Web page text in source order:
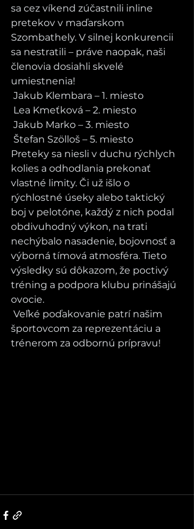
sa cez víkend zúčastnili inline
pretekov v maďarskom
Szombathely. V silnej konkurencii
sa nestratili – práve naopak, naši
členovia dosiahli skvelé
umiestnenia!
Jakub Klembara – 1. miesto
Lea Kmeťková – 2. miesto
Jakub Marko – 3. miesto
Štefan Szölloš – 5. miesto
Preteky sa niesli v duchu rýchlych
kolies a odhodlania prekonať
vlastné limity. Či už išlo o
rýchlostné úseky alebo taktický
boj v pelotóne, každý z nich podal
obdivuhodný výkon, na trati
nechýbalo nasadenie, bojovnosť a
výborná tímová atmosféra. Tieto
výsledky sú dôkazom, že poctivý
tréning a podpora klubu prinášajú
ovocie.
Veľké poďakovanie patrí našim
športovcom za reprezentáciu a
trénerom za odbornú prípravu!